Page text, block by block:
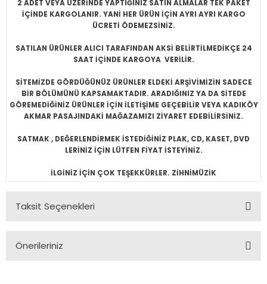
2 ADET VEYA ÜZERİNDE YAPTIĞINIZ SATIN ALMALAR TEK PAKET
İÇİNDE KARGOLANIR. YANİ HER ÜRÜN İÇİN AYRI AYRI KARGO
ÜCRETİ ÖDEMEZSİNİZ.
SATILAN ÜRÜNLER ALICI TARAFINDAN AKSİ BELİRTİLMEDİKÇE 24
SAAT İÇİNDE KARGOYA VERİLİR.
SİTEMİZDE GÖRDÜĞÜNÜZ ÜRÜNLER ELDEKİ ARŞİVİMİZİN SADECE
BİR BÖLÜMÜNÜ KAPSAMAKTADIR. ARADIĞINIZ YA DA SİTEDE
GÖREMEDİĞİNİZ ÜRÜNLER İÇİN İLETİŞİME GEÇEBİLİR VEYA KADIKÖY
AKMAR PASAJINDAKİ MAĞAZAMIZI ZİYARET EDEBİLİRSİNİZ.
SATMAK , DEĞERLENDİRMEK İSTEDİĞİNİZ PLAK, CD, KASET, DVD
LERİNİZ İÇİN LÜTFEN FİYAT İSTEYİNİZ.
İLGİNİZ İÇİN ÇOK TEŞEKKÜRLER. ZİHNİMÜZİK
Taksit Seçenekleri
Önerileriniz